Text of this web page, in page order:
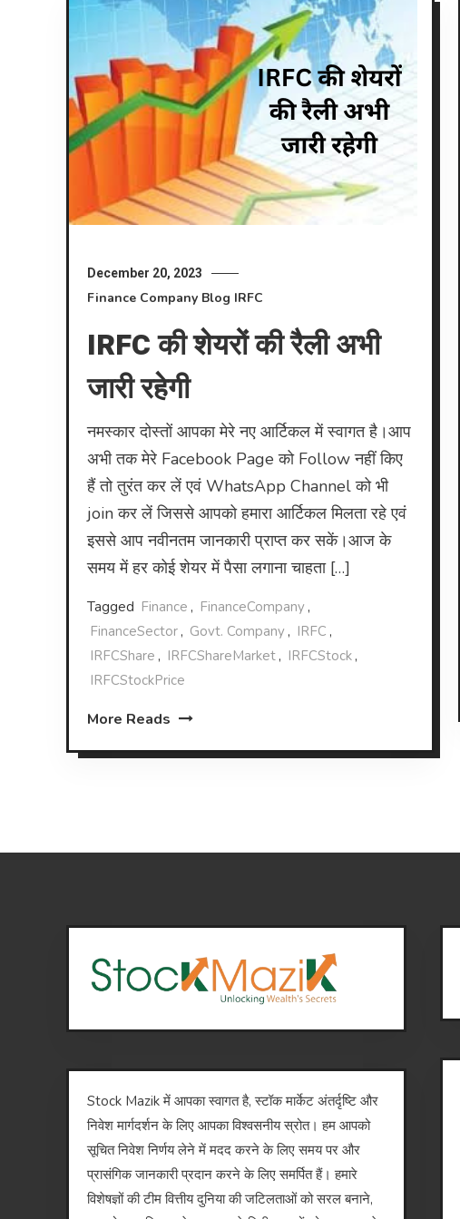
December 20, 2023
Finance Company Blog IRFC
IRFC की शेयरों की रैली अभी
जारी रहेगी
नमस्कार दोस्तों आपका मेरे नए आर्टिकल में स्वागत है।आप
अभी तक मेरे Facebook Page को Follow नहीं किए
हैं तो तुरंत कर लें एवं WhatsApp Channel को भी
join कर लें जिससे आपको हमारा आर्टिकल मिलता रहे एवं
इससे आप नवीनतम जानकारी प्राप्त कर सकें।आज के
समय में हर कोई शेयर में पैसा लगाना चाहता […]
Tagged Finance , FinanceCompany ,
FinanceSector , Govt. Company , IRFC ,
IRFCShare , IRFCShareMarket , IRFCStock ,
IRFCStockPrice
More Reads
Stock Mazik में आपका स्वागत है, स्टॉक मार्केट अंतर्दृष्टि और
निवेश मार्गदर्शन के लिए आपका विश्वसनीय स्रोत। हम आपको
सूचित निवेश निर्णय लेने में मदद करने के लिए समय पर और
प्रासंगिक जानकारी प्रदान करने के लिए समर्पित हैं। हमारे
विशेषज्ञों की टीम वित्तीय दुनिया की जटिलताओं को सरल बनाने,